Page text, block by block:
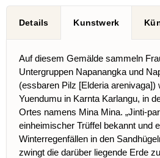
Details Kunstwerk
Auf diesem Gemälde sammeln
Untergruppen Napanangka und
(essbaren Pilz [Elderia arenivaga])
Yuendumu in Karnta Karlangu, in
Ortes namens Mina Mina. „Jinti-
einheimischer Trüffel bekannt und
Winterregenfällen in den
zwingt die darüber liegende Erde